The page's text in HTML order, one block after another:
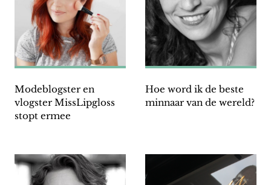
Modeblogster en
vlogster MissLipgloss
stopt ermee
Hoe word ik de beste
minnaar van de wereld?